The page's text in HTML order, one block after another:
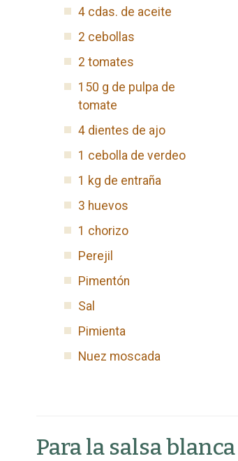
4 cdas. de aceite
2 cebollas
2 tomates
150 g de pulpa de
tomate
4 dientes de ajo
1 cebolla de verdeo
1 kg de entraña
3 huevos
1 chorizo
Perejil
Pimentón
Sal
Pimienta
Nuez moscada
Para la salsa blanca